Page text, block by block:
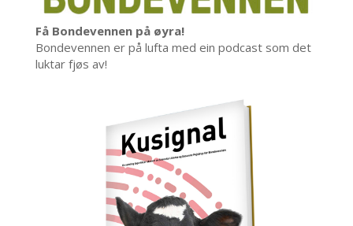
Få Bondevennen på øyra!
Bondevennen er på lufta med ein podcast som det
luktar fjøs av!